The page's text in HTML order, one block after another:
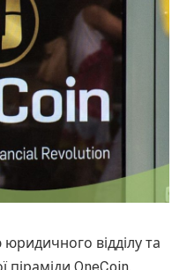
юридичного відділу та